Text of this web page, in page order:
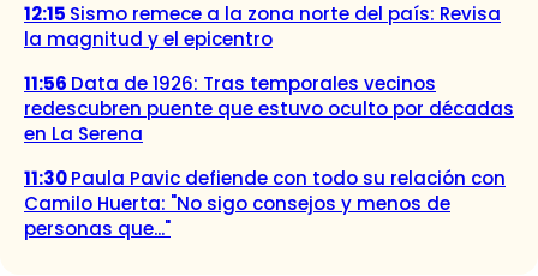
12:15 Sismo remece a la zona norte del país: Revisa
la magnitud y el epicentro
11:56 Data de 1926: Tras temporales vecinos
redescubren puente que estuvo oculto por décadas
en La Serena
11:30Paula Pavic defiende con todo su relación con
Camilo Huerta: "No sigo consejos y menos de
personas que..."